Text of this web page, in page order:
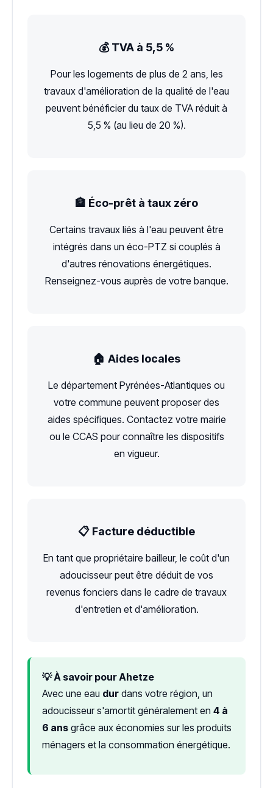
💰 TVA à 5,5 %
Pour les logements de plus de 2 ans, les
travaux d'amélioration de la qualité de l'eau
peuvent bénéficier du taux de TVA réduit à
5,5 % (au lieu de 20 %).
🏦 Éco-prêt à taux zéro
Certains travaux liés à l'eau peuvent être
intégrés dans un éco-PTZ si couplés à
d'autres rénovations énergétiques.
Renseignez-vous auprès de votre banque.
🏠 Aides locales
Le département Pyrénées-Atlantiques ou
votre commune peuvent proposer des
aides spécifiques. Contactez votre mairie
ou le CCAS pour connaître les dispositifs
en vigueur.
📋 Facture déductible
En tant que propriétaire bailleur, le coût d'un
adoucisseur peut être déduit de vos
revenus fonciers dans le cadre de travaux
d'entretien et d'amélioration.
💡 À savoir pour Ahetze
Avec une eau dur dans votre région, un
adoucisseur s'amortit généralement en 4 à
6 ans grâce aux économies sur les produits
ménagers et la consommation énergétique.